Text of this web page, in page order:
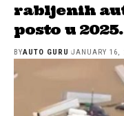
rabljenih
posto u 2025.
BYAUTO GURU JANUARY 16,